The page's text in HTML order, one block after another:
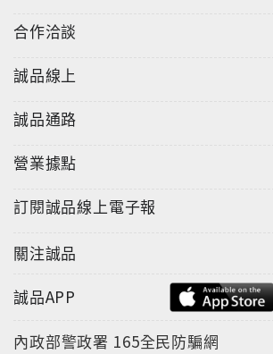
合作洽談
誠品線上
誠品通路
營業據點
訂閱誠品線上電子報
關注誠品
誠品APP
內政部警政署 165全民防騙網